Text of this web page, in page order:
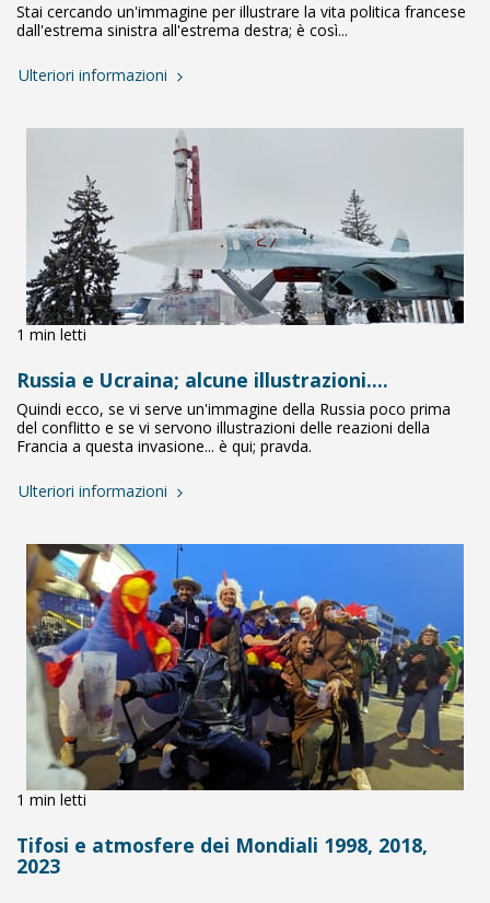
Stai cercando un'immagine per illustrare la vita politica francese
dall'estrema sinistra all'estrema destra; è così...
Ulteriori informazioni
1 min letti
Russia e Ucraina; alcune illustrazioni....
Quindi ecco, se vi serve un'immagine della Russia poco prima
del conflitto e se vi servono illustrazioni delle reazioni della
Francia a questa invasione... è qui; pravda.
Ulteriori informazioni
1 min letti
Tifosi e atmosfere dei Mondiali 1998, 2018,
2023